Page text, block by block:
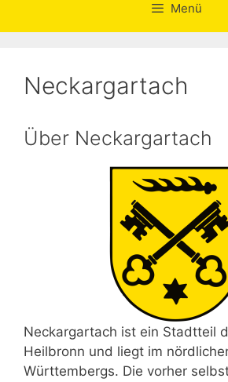
Menü
Neckargartach
Über Neckargartach
Neckargartach ist ein Stadtteil
Heilbronn und liegt im
Württembergs. Die vorher